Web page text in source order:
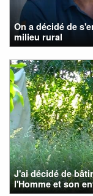
On a décidé de
milieu rural
J'ai décidé de
l'Homme et son